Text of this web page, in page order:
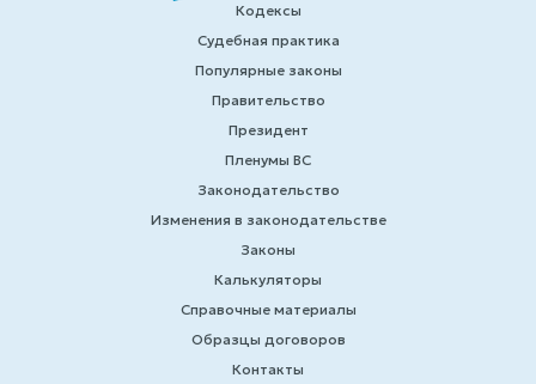
Кодексы
Судебная практика
Популярные законы
Правительство
Президент
Пленумы ВС
Законодательство
Изменения в законодательстве
Законы
Калькуляторы
Справочные материалы
Образцы договоров
Контакты